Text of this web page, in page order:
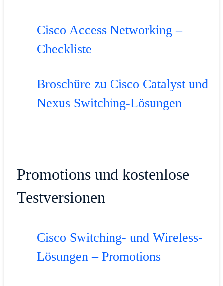
Cisco Access Networking –
Checkliste
Broschüre zu Cisco Catalyst und
Nexus Switching-Lösungen
Promotions und kostenlose
Testversionen
Cisco Switching- und Wireless-
Lösungen – Promotions